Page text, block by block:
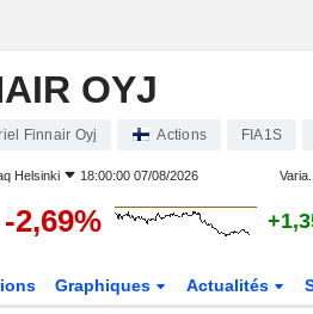
OYJ
Finnair Oyj Actions FIA1S
Helsinki 18:00:00 07/08/2026 Varia.
-2,69%
Graphiques Actualités